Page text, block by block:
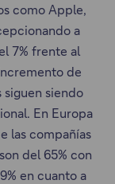
como Apple,
a
7% frente al
de
siguen siendo
En Europa
las compañías
del 65% con
en cuanto a